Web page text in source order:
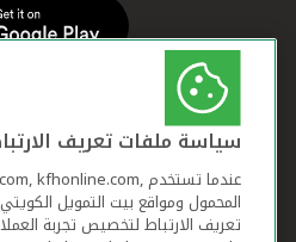
سياسة ملفات تعريف
المحمول ومواقع بيت التمويل
تعريف الارتباط لتخصيص تجربة